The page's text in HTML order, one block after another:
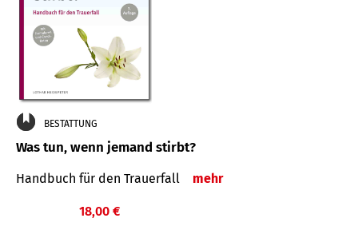
BESTATTUNG
Was tun, wenn jemand stirbt?
Handbuch für den Trauerfall mehr
18,00 €